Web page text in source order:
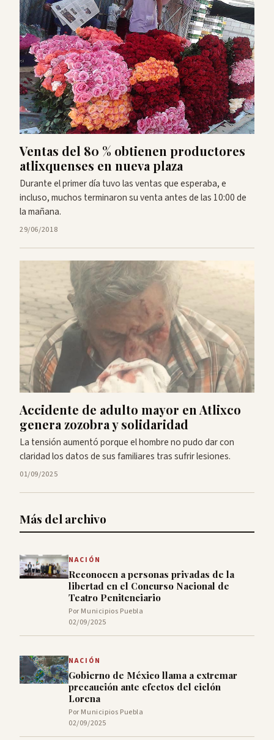
Ventas del 80 % obtienen productores
atlixquenses en nueva plaza
Durante el primer día tuvo las ventas que esperaba, e
incluso, muchos terminaron su venta antes de las 10:00 de
la mañana.
29/06/2018
Accidente de adulto mayor en Atlixco
genera zozobra y solidaridad
La tensión aumentó porque el hombre no pudo dar con
claridad los datos de sus familiares tras sufrir lesiones.
01/09/2025
Más del archivo
NACIÓN
Reconocen a personas privadas de la
libertad en el Concurso Nacional de
Teatro Penitenciario
Por Municipios Puebla
02/09/2025
NACIÓN
Gobierno de México llama a extremar
precaución ante efectos del ciclón
Lorena
Por Municipios Puebla
02/09/2025